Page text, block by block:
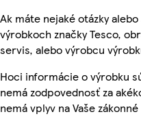
Ak máte nejaké otázky
výrobkoch značky Tesco,
servis, alebo výrobcu
Hoci informácie o výrobku
nemá zodpovednosť za
nemá vplyv na Vaše